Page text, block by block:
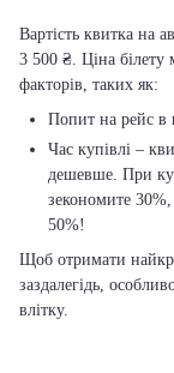
Вартість квитка на
3 500 ₴. Ціна білету
факторів, таких як:
Попит на рейс в
Час купівлі –
дешевше. При
зекономите
50%!
Щоб отримати
заздалегідь,
влітку.